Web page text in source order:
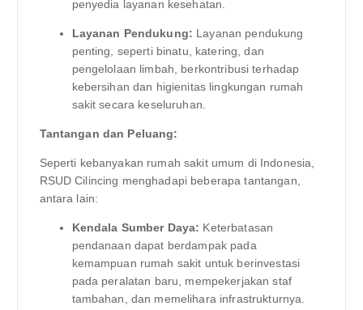
penyedia layanan kesehatan.
Layanan Pendukung: Layanan pendukung
penting, seperti binatu, katering, dan
pengelolaan limbah, berkontribusi terhadap
kebersihan dan higienitas lingkungan rumah
sakit secara keseluruhan.
Tantangan dan Peluang:
Seperti kebanyakan rumah sakit umum di Indonesia,
RSUD Cilincing menghadapi beberapa tantangan,
antara lain:
Kendala Sumber Daya: Keterbatasan
pendanaan dapat berdampak pada
kemampuan rumah sakit untuk berinvestasi
pada peralatan baru, mempekerjakan staf
tambahan, dan memelihara infrastrukturnya.